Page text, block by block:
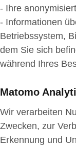
- Ihre
- Informationen
Betriebssystem,
dem Sie sich
während Ihres
Matomo
Wir verarbeiten
Zwecken, zur
Erkennung und